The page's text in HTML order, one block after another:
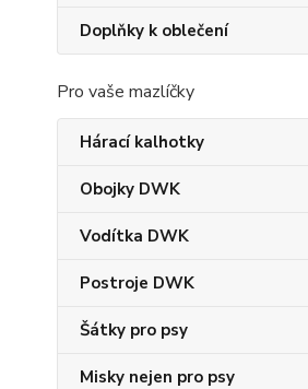
Doplňky k oblečení
Pro vaše mazlíčky
Hárací kalhotky
Obojky DWK
Vodítka DWK
Postroje DWK
Šátky pro psy
Misky nejen pro psy